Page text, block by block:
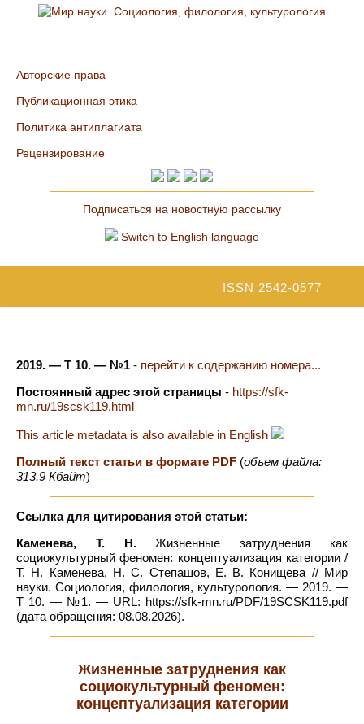
Авторские права
Публикационная этика
Политика антиплагиата
Рецензирование
Подписаться на новостную рассылку
Switch to English language
ISSN 2542-0577
2019. — Т 10. — №1 - перейти к содержанию номера...
Постоянный адрес этой страницы - https://sfk-
mn.ru/19scsk119.html
This article metadata is also available in English
Полный текст статьи в формате PDF (объем файла:
313.9 Кбайт)
Ссылка для цитирования этой статьи:
Каменева, Т. Н.Жизненные затруднения как
социокультурный феномен: концептуализация категории /
Т. Н. Каменева, Н. С. Степашов, Е. В. Конищева // Мир
науки. Социология, филология, культурология. — 2019. —
Т 10. — №1. — URL: https://sfk-mn.ru/PDF/19SCSK119.pdf
(дата обращения: 08.08.2026).
Жизненные затруднения как
социокультурный феномен:
концептуализация категории